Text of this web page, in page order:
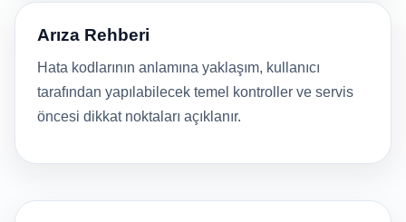
Arıza Rehberi
Hata kodlarının anlamına yaklaşım, kullanıcı
tarafından yapılabilecek temel kontroller ve servis
öncesi dikkat noktaları açıklanır.